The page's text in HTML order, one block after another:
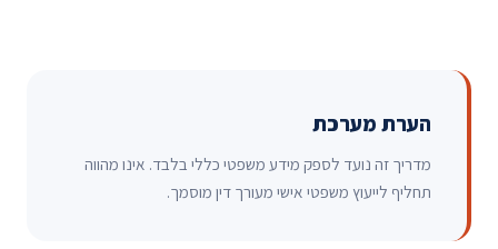
הערת מערכת
מדריך זה נועד לספק מידע משפטי כללי בלבד. אינו מהווה
תחליף לייעוץ משפטי אישי מעורך דין מוסמך.